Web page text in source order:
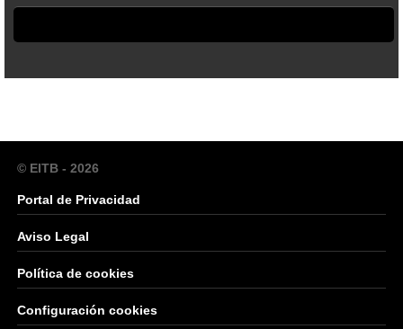
© EITB - 2026
Portal de Privacidad
Aviso Legal
Política de cookies
Configuración cookies